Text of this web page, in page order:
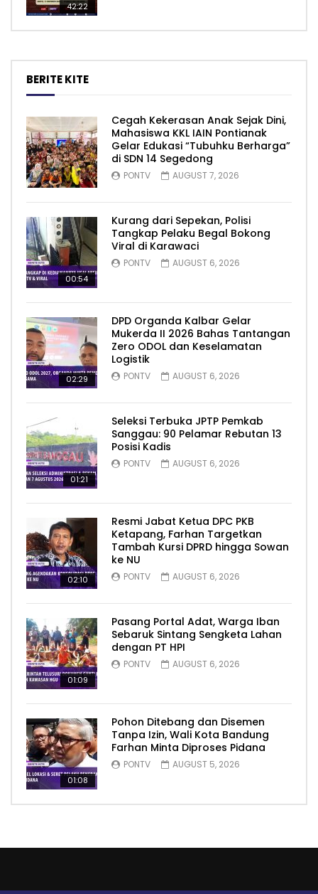
42:22
BERITE KITE
Cegah Kekerasan Anak Sejak Dini,
Mahasiswa KKL IAIN Pontianak
Gelar Edukasi “Tubuhku Berharga”
di SDN 14 Segedong
PONTV AUGUST 7, 2026
00:54
Kurang dari Sepekan, Polisi
Tangkap Pelaku Begal Bokong
Viral di Karawaci
PONTV AUGUST 6, 2026
02:29
DPD Organda Kalbar Gelar
Mukerda II 2026 Bahas Tantangan
Zero ODOL dan Keselamatan
Logistik
PONTV AUGUST 6, 2026
01:21
Seleksi Terbuka JPTP Pemkab
Sanggau: 90 Pelamar Rebutan 13
Posisi Kadis
PONTV AUGUST 6, 2026
02:10
Resmi Jabat Ketua DPC PKB
Ketapang, Farhan Targetkan
Tambah Kursi DPRD hingga Sowan
ke NU
PONTV AUGUST 6, 2026
01:09
Pasang Portal Adat, Warga Iban
Sebaruk Sintang Sengketa Lahan
dengan PT HPI
PONTV AUGUST 6, 2026
01:08
Pohon Ditebang dan Disemen
Tanpa Izin, Wali Kota Bandung
Farhan Minta Diproses Pidana
PONTV AUGUST 5, 2026